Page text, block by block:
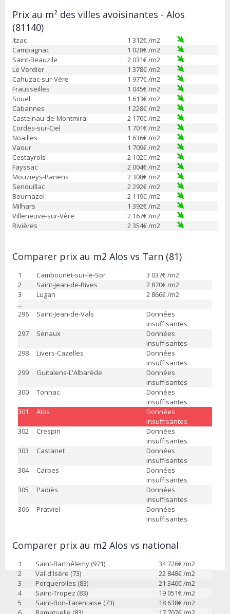
Prix au m² des villes avoisinantes - Alos
(81140)
Itzac 1 312€ /m2
Campagnac
1 028€ /m2
Saint-Beauzile
2 031€ /m2
Le Verdier
1 378€ /m2
Cahuzac-sur-Vère
1 977€ /m2
Frausseilles
1 045€ /m2
Souel
1 613€ /m2
Cabannes
1 228€ /m2
Castelnau-de-Montmiral
2 170€ /m2
Cordes-sur-Ciel
1 701€ /m2
Noailles
1 636€ /m2
Vaour
1 709€ /m2
Cestayrols
2 102€ /m2
Fayssac
2 004€ /m2
Mouzieys-Panens
2 308€ /m2
Senouillac
2 292€ /m2
Bournazel
2 119€ /m2
Milhars
1 392€ /m2
Villeneuve-sur-Vère
2 167€ /m2
Rivières
2 354€ /m2
Comparer prix au m2 Alos vs Tarn (81)
1 Cambounet-sur-le-Sor 3 037€ /m2
2
Saint-Jean-de-Rives 2 870€ /m2
3
Lugan 2 866€ /m2
...
296
Saint-Jean-de-Vals
Données
insuffisantes
297
Senaux
Données
insuffisantes
298
Livers-Cazelles
Données
insuffisantes
299
Guitalens-L'Albarède
Données
insuffisantes
300
Tonnac
Données
insuffisantes
301
Alos
Données
insuffisantes
302
Crespin
Données
insuffisantes
303
Castanet
Données
insuffisantes
304
Carbes
Données
insuffisantes
305
Padiès
Données
insuffisantes
306
Pratviel
Données
insuffisantes
Comparer prix au m2 Alos vs national
1 Saint-Barthélemy (971) 34 726€ /m2
2
Val-d'Isère (73) 22 848€ /m2
3
Porquerolles (83) 21 340€ /m2
4
Saint-Tropez (83) 19 051€ /m2
5
Saint-Bon-Tarentaise (73) 18 638€ /m2